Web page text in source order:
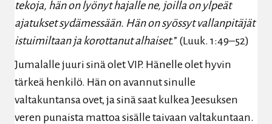
tekoja, hän on lyönyt hajalle ne, joilla on ylpeät
ajatukset sydämessään. Hän on syössytvallanpitäjät
istuimiltaan ja korottanut alhaiset.” (Luuk. 1:49–52)
Jumalalle juuri sinä olet VIP. Hänelle olet hyvin
tärkeä henkilö. Hän on avannut sinulle
valtakuntansa ovet, ja sinä saat kulkea Jeesuksen
veren punaista mattoa sisälle taivaan valtakuntaan.